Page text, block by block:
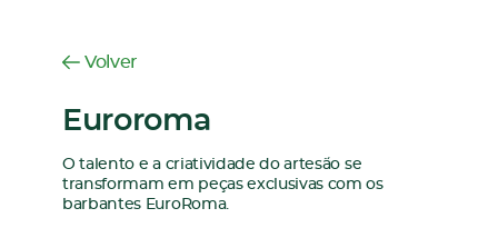
Volver
Euroroma
O talento e a criatividade do artesão se
transformam em peças exclusivas com os
barbantes EuroRoma.